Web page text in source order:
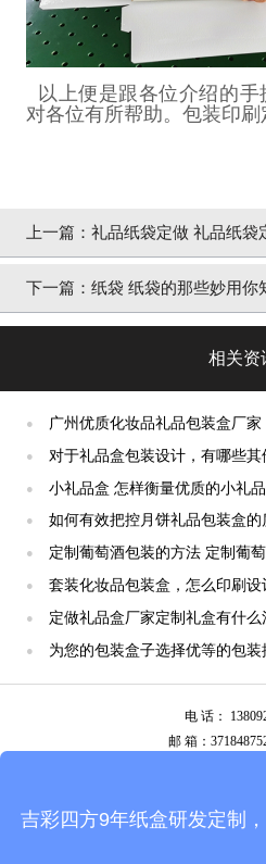
以上便是跟各位介绍的
对各位有所帮助。包装印刷
上一篇： 礼品纸袋定做 礼品纸袋
四方]包装厂家佼佼者
下一篇： 纸袋 纸袋的那些妙用你
相关资
●
广州优质化妆品礼品包装盒厂家
售范围更广阔-[吉彩四方]
●
对于礼品盒包装设计，有哪些其
[吉彩四方]
●
小礼品盒 怎样衡量优质的小礼
方]包装盒定制服务
●
如何有效把控月饼礼品包装盒
彩四方]包装定制厂家讲解
●
定制葡萄酒包装的方法 定制葡萄酒包装指南
[吉彩四方]
●
套装化妆品包装盒，怎么印刷设
场[吉彩四方]
● 定做礼品盒厂家定制礼盒有什么
●
为您的包装盒子选择优等的包装
方]
电 话：
邮 箱：
吉彩四方9年纸盒研发定制，